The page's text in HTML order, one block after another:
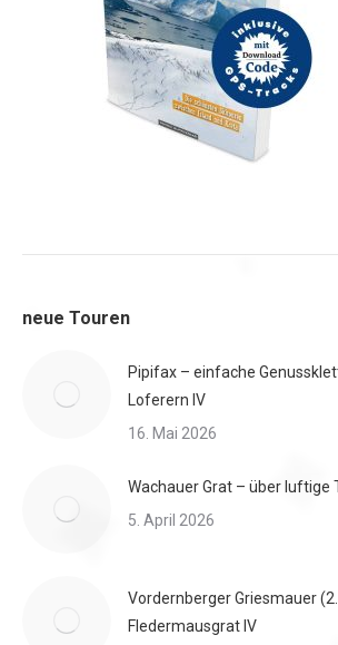
neue Touren
Pipifax – einfache
Loferern IV
16. Mai 2026
Wachauer Grat – über luftige
5. April 2026
Vordernberger Griesmauer
Fledermausgrat IV